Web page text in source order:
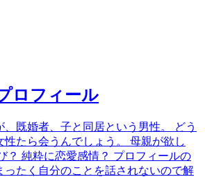
ロフィール
、既婚者、子と同居という男性。 どう
性たら会うんでしょう。 母親が欲し
？ 純粋に恋愛感情？ プロフィールの
ったく自分のことを話されないので解